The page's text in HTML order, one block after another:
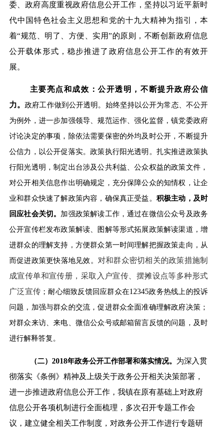
委、政府高度重视政府信息公开工作，坚持以习近平新时
代中国特色社会主义思想和党的十九大精神为指引，本
着“规范、明了、方便、实用”的原则，不断创新政府信息
公开载体形式，稳步推进了政府信息公开工作的有效开
展。
主要亮点和成效：公开透明，不断提升政府公信
力。政府工作做到公开透明。始终坚持以公开为常态、不公开
为例外，进一步加强领导、规范运作、强化监督，镇党委政府
讨论决定的事项，除依法需要保密的外均及时公开，不断提升
公信力，以公开促落实。政策执行阳光透明。扎实推进政策执
行阳光透明，制定出台涉及公共利益、公众权益的政策文件，
对公开相关信息作出明确规定，充分保障公众的知情权，让企
业和群众快速了解政策内容，确保真正受益。 积极主动，及时
回应社会关切。 加强政策解读工作，通过在微信公众号及政务
公开宣传栏发布政策解读、图解等形式拓展政策解读渠道，增
进群众的理解支持，方便群众第一时间理解把握政策走向，从
而促进政策更快落地见效。 对和群众密切相关的政策措施制
成宣传单和宣传册，采取入户宣传、摆摊设点等多种形式
广泛宣传 ；耐心细致反馈回应群众在12345政务热线上的投诉
问题，加强与群众的交流，促进群众全面准确理解政府决策；
对群众来访、来电、微信公众号或邮箱留言反馈的问题，及时
进行解释答复。
（二） 2018年政务公开工作部署和落实情况。 为深入贯
彻落实《条例》精神及上级关于政务公开相关决策部署，
进一步推进政府信息公开工作，我镇在原有基础上对政府
信息公开各项机制进行全面梳理，多次召开专题工作会
议，建立健全相关工作制度，对政务公开工作进行专题研